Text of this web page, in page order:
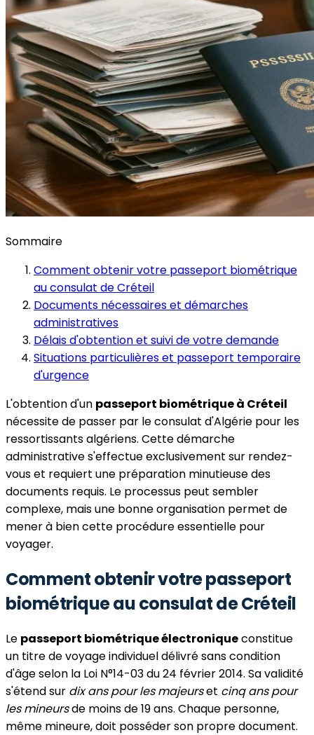
Sommaire
Comment obtenir votre passeport biométrique
au consulat de Créteil
Documents nécessaires et démarches
administratives
Délais d'obtention et suivi de votre demande
Situations particulières et passeport temporaire
d'urgence
L'obtention d'un passeport biométrique à Créteil
nécessite de passer par le consulat d'Algérie pour les
ressortissants algériens. Cette démarche
administrative s'effectue exclusivement sur rendez-
vous et requiert une préparation minutieuse des
documents requis. Le processus peut sembler
complexe, mais une bonne organisation permet de
mener à bien cette procédure essentielle pour
voyager.
Comment obtenir votre passeport
biométrique au consulat de Créteil
Le passeport biométrique électroniqueconstitue
un titre de voyage individuel délivré sans condition
d'âge selon la Loi N°14-03 du 24 février 2014. Sa validité
s'étend sur dix ans pour les majeurset cinq ans pour
les mineursde moins de 19 ans. Chaque personne,
même mineure, doit posséder son propre document.